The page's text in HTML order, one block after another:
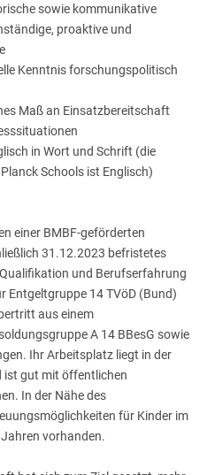
sowie kommunikative
proaktive und
Kenntnis forschungspolitisch
Maß an Einsatzbereitschaft
in Wort und Schrift (die
Schools ist Englisch)
einer BMBF-geförderten
31.12.2023 befristetes
und Berufserfahrung
Entgeltgruppe 14 TVöD (Bund)
aus einem
A 14 BBesG sowie
Ihr Arbeitsplatz liegt in der
ist gut mit öffentlichen
In der Nähe des
für Kinder im
vorhanden.